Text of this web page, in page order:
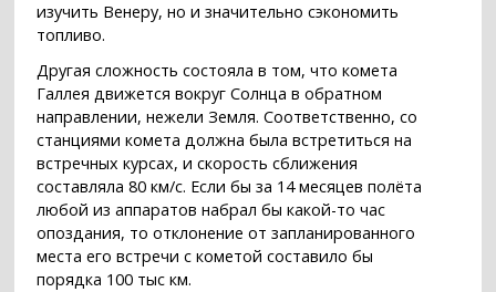
изучить Венеру, но и значительно сэкономить
топливо.
Другая сложность состояла в том, что комета
Галлея движется вокруг Солнца в обратном
направлении, нежели Земля. Соответственно, со
станциями комета должна была встретиться на
встречных курсах, и скорость сближения
составляла 80 км/с. Если бы за 14 месяцев полёта
любой из аппаратов набрал бы какой-то час
опоздания, то отклонение от запланированного
места его встречи с кометой составило бы
порядка 100 тыс км.